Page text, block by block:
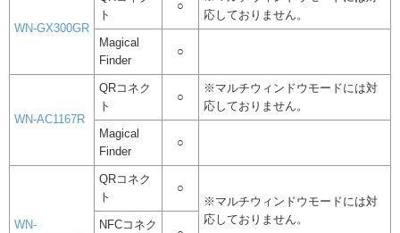
WN-GX300GR
ト
○
応しておりません。
Magical
Finder
○
WN-AC1167R
QRコネク
ト
○
※マルチウィンドウモードには対
応しておりません。
Magical
Finder
○
WN-
QRコネク
ト
○
※マルチウィンドウモードには対
応しておりません。
NFCコネク